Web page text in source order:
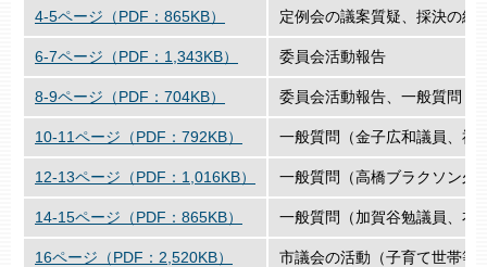
4-5ページ（PDF：865KB） 定例会の議案質疑、採決の結
6-7ページ（PDF：1,343KB） 委員会活動報告
8-9ページ（PDF：704KB） 委員会活動報告、一般質問（
10-11ページ（PDF：792KB） 一般質問（金子広和議員、福
12-13ページ（PDF：1,016KB） 一般質問（高橋ブラクソン久
14-15ページ（PDF：865KB） 一般質問（加賀谷勉議員、衣
16ページ（PDF：2,520KB） 市議会の活動（子育て世帯等